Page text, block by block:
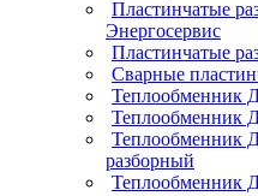
Пластинчатые
Энергосервис
Пластинчатые
Сварные
Теплообменник
Теплообменник
Теплообменник
разборный
Теплообменник